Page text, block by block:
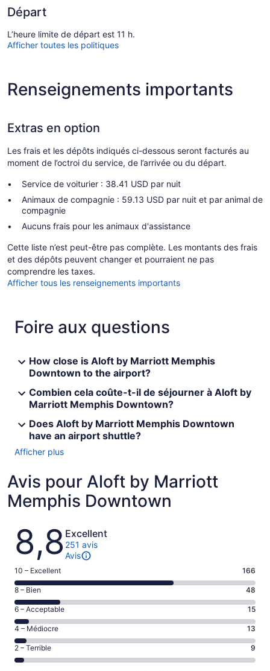
Départ
L’heure limite de départ est 11 h.
Afficher toutes les politiques
Renseignements importants
Extras en option
Les frais et les dépôts indiqués ci-dessous seront facturés au
moment de l’octroi du service, de l’arrivée ou du départ.
Service de voiturier : 38.41 USD par nuit
Animaux de compagnie : 59.13 USD par nuit et par animal de
compagnie
Aucuns frais pour les animaux d'assistance
Cette liste n’est peut-être pas complète. Les montants des frais
et des dépôts peuvent changer et pourraient ne pas
comprendre les taxes.
Afficher tous les renseignements importants
Foire aux questions
How close is Aloft by Marriott Memphis
Downtown to the airport?
Combien cela coûte-t-il de séjourner à Aloft by
Marriott Memphis Downtown?
Does Aloft by Marriott Memphis Downtown
have an airport shuttle?
Afficher plus
Avis pour Aloft by Marriott
Memphis Downtown
Avis
8,8 Excellent
251 avis
Avis
Note
de 10
–
Excellent,
d’après
166 avis
sur 251.
10 – Excellent 166
Note
de 8
–
Bien,
d’après
48 avis
sur 251.
8 – Bien 48
Note
de 6
–
Acceptable,
d’après
6 – Acceptable 15
Note
de 4
–
Médiocre,
4 – Médiocre 13
Note
de 2
2 – Terrible 9